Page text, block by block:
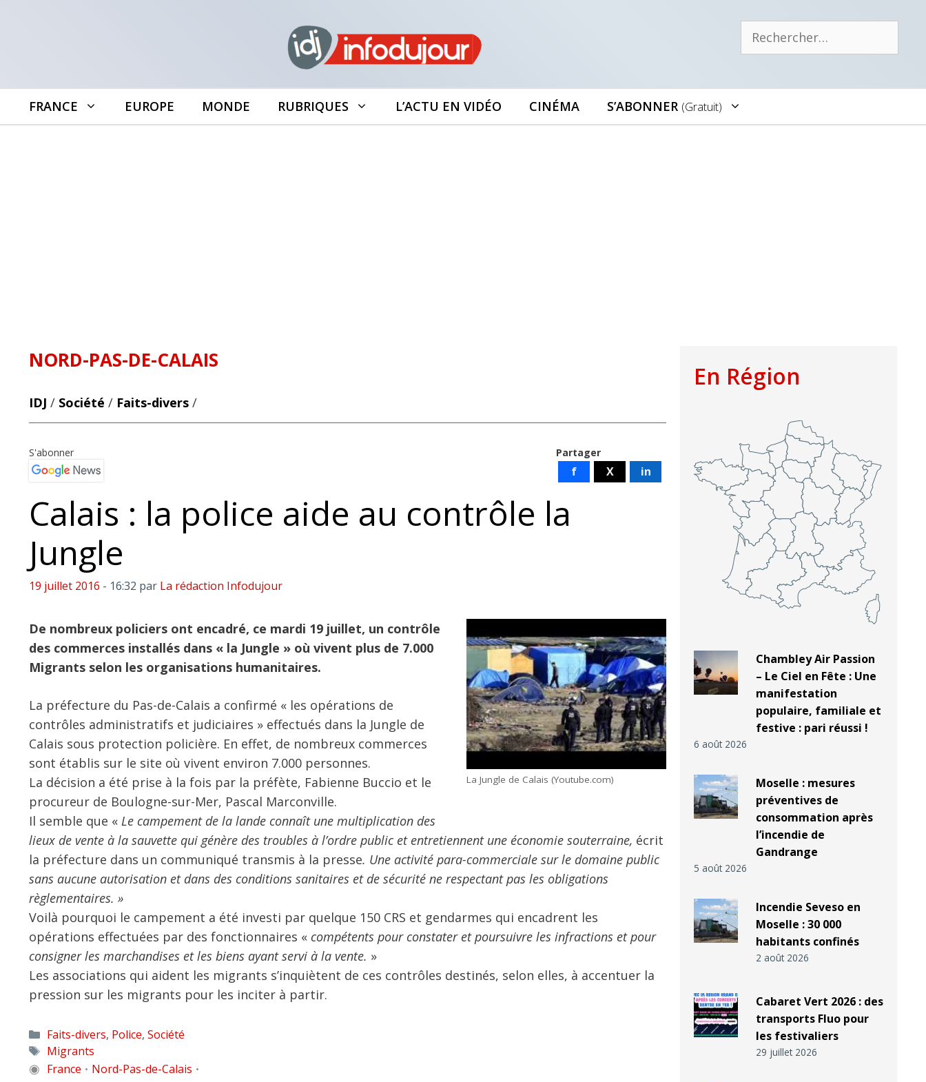
Rechercher :
FRANCE EUROPE MONDE RUBRIQUES L’ACTU EN VIDÉO CINÉMA S’ABONNER (gratuit)
NORD-PAS-DE-CALAIS
IDJ / Société / Faits-divers /
Partager
f X in
S'abonner
Calais : la police aide au contrôle la
Jungle
19 juillet 2016 - 16:32 par La rédaction Infodujour
La Jungle de Calais (Youtube.com)
De nombreux policiers ont encadré, ce mardi 19 juillet, un contrôle
des commerces installés dans « la Jungle » où vivent plus de 7.000
Migrants selon les organisations humanitaires.
La préfecture du Pas-de-Calais a confirmé « les opérations de
contrôles administratifs et judiciaires » effectués dans la Jungle de
Calais sous protection policière. En effet, de nombreux commerces
sont établis sur le site où vivent environ 7.000 personnes.
La décision a été prise à la fois par la préfète, Fabienne Buccio et le
procureur de Boulogne-sur-Mer, Pascal Marconville.
Il semble que « Le campement de la lande connaît une multiplication des
lieux de vente à la sauvette qui génère des troubles à l’ordre public et entretiennent une économie souterraine, écrit
la préfecture dans un communiqué transmis à la presse. Une activité para-commerciale sur le domaine public
sans aucune autorisation et dans des conditions sanitaires et de sécurité ne respectant pas les obligations
règlementaires. »
Voilà pourquoi le campement a été investi par quelque 150 CRS et gendarmes qui encadrent les
opérations effectuées par des fonctionnaires « compétents pour constater et poursuivre les infractions et pour
consigner les marchandises et les biens ayant servi à la vente. »
Les associations qui aident les migrants s’inquiètent de ces contrôles destinés, selon elles, à accentuer la
pression sur les migrants pour les inciter à partir.
Catégories
Faits-divers, Police, Société
Étiquettes
Migrants
◉ France • Nord-Pas-de-Calais •
En Région
Chambley Air Passion
– Le Ciel en Fête : Une
manifestation
populaire, familiale et
festive : pari réussi !
6 août 2026
Moselle : mesures
préventives de
consommation après
l’incendie de
Gandrange
5 août 2026
Incendie Seveso en
Moselle : 30 000
habitants confinés
2 août 2026
Cabaret Vert 2026 : des
transports Fluo pour
les festivaliers
29 juillet 2026